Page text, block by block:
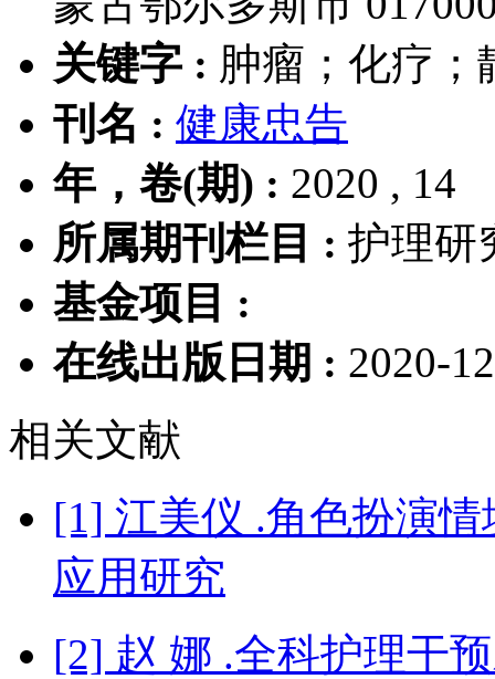
关键字 : 肿瘤；化疗；
刊名 : 健康忠告
年，卷(期) : 2020 , 14
所属期刊栏目 : 护理研
基金项目 :
在线出版日期 : 2020-
相关文献
[1] 江美仪 .角色扮演
应用研究
[2] 赵 娜 .全科护理干